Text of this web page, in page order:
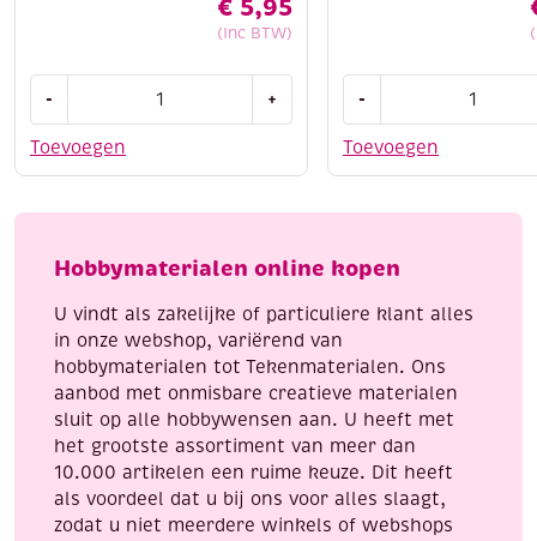
€ 5,95
(Inc BTW)
Toevoegen
-
do
-
flowers
+
Toevoegen
-
do
summer
aantal
Hobbymaterialen online kopen
U vindt als zakelijke of particuliere klant alles
in onze webshop, variërend van
hobbymaterialen tot Tekenmaterialen. Ons
aanbod met onmisbare creatieve materialen
sluit op alle hobbywensen aan. U heeft met
het grootste assortiment van meer dan
10.000 artikelen een ruime keuze. Dit heeft
als voordeel dat u bij ons voor alles slaagt,
zodat u niet meerdere winkels of webshops